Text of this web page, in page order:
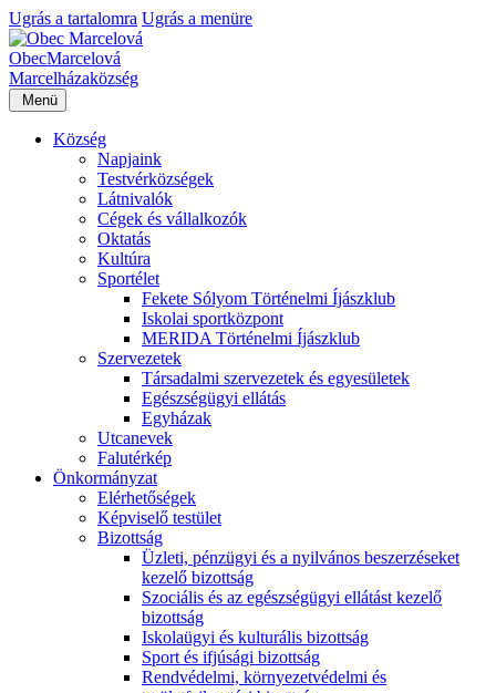
Ugrás a tartalomra Ugrás a menüre
ObecMarcelová
Marcelházaközség
Menü
Község
Napjaink
Testvérközségek
Látnivalók
Cégek és vállalkozók
Oktatás
Kultúra
Sportélet
Fekete Sólyom Történelmi Íjászklub
Iskolai sportközpont
MERIDA Történelmi Íjászklub
Szervezetek
Társadalmi szervezetek és egyesületek
Egészségügyi ellátás
Egyházak
Utcanevek
Falutérkép
Önkormányzat
Elérhetőségek
Képviselő testület
Bizottság
Üzleti, pénzügyi és a nyilvános beszerzéseket
kezelő bizottság
Szociális és az egészségügyi ellátást kezelő
bizottság
Iskolaügyi és kulturális bizottság
Sport és ifjúsági bizottság
Rendvédelmi, környezetvédelmi és